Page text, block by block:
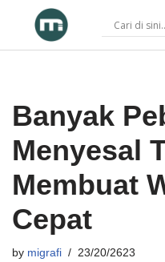
Banyak
Menyesal
Membuat
Cepat
by migrafi 23/20/2623